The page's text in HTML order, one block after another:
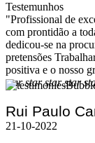
Testemunhos
"Profissional de
com prontidão a
dedicou-se na
pretensões
positiva e o nosso
star star star star
Rui Paulo
21-10-2022